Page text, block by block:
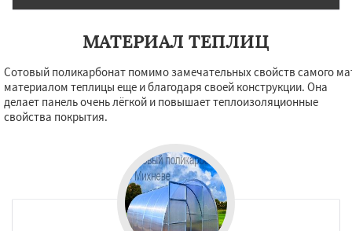
МАТЕРИАЛ ТЕПЛИЦ
Сотовый поликарбонат помимо замечательных свойств самого
материалом теплицы еще и благодаря своей конструкции. Она
делает панель очень лёгкой и повышает теплоизоляционные
свойства покрытия.